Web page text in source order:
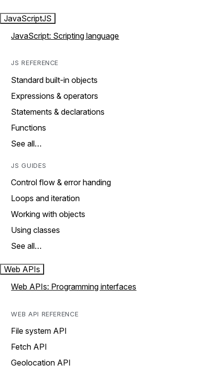
JavaScriptJS
JavaScript: Scripting language
JS REFERENCE
Standard built-in objects
Expressions & operators
Statements & declarations
Functions
See all…
JS GUIDES
Control flow & error handing
Loops and iteration
Working with objects
Using classes
See all…
Web APIs
Web APIs: Programming interfaces
WEB API REFERENCE
File system API
Fetch API
Geolocation API